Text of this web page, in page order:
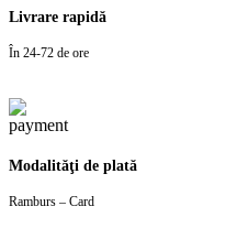
Livrare rapidă
În 24-72 de ore
Modalităţi de plată
Ramburs – Card